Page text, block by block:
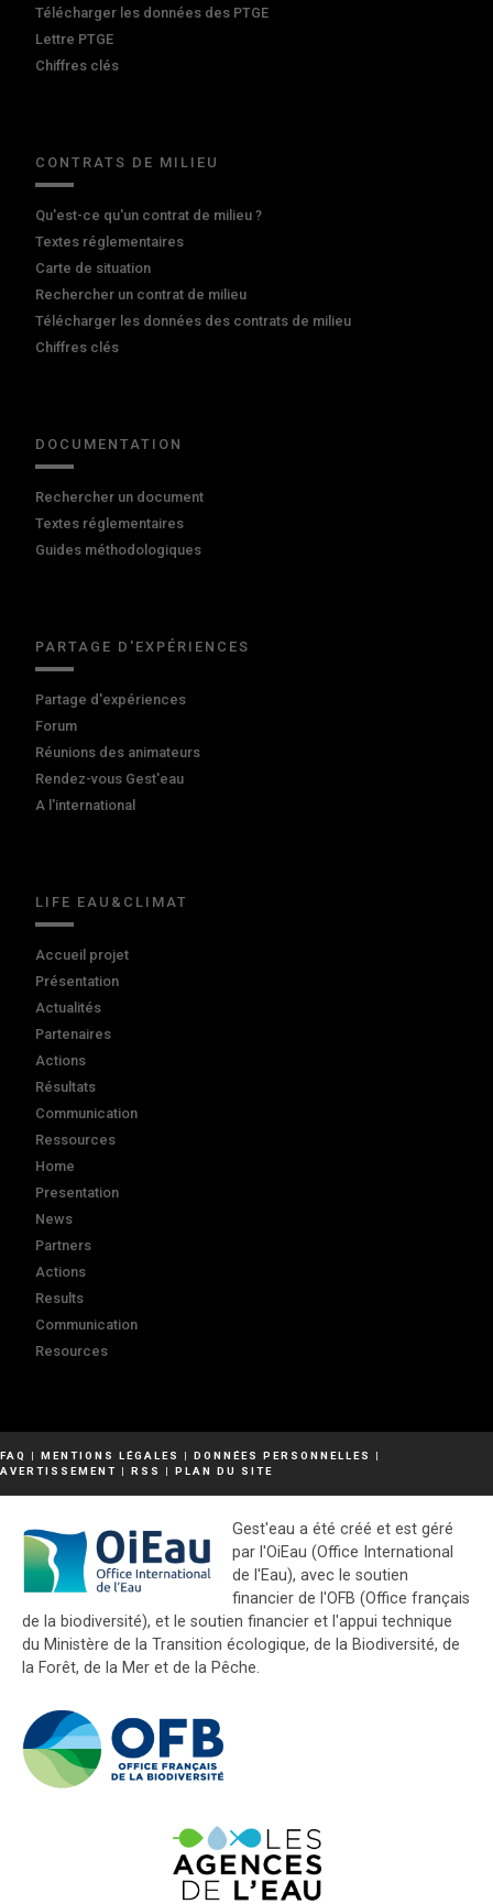
Télécharger les données des PTGE
Lettre PTGE
Chiffres clés
CONTRATS DE MILIEU
Qu'est-ce qu'un contrat de milieu ?
Textes réglementaires
Carte de situation
Rechercher un contrat de milieu
Télécharger les données des contrats de milieu
Chiffres clés
DOCUMENTATION
Rechercher un document
Textes réglementaires
Guides méthodologiques
PARTAGE D'EXPÉRIENCES
Partage d'expériences
Forum
Réunions des animateurs
Rendez-vous Gest'eau
A l'international
LIFE EAU&CLIMAT
Accueil projet
Présentation
Actualités
Partenaires
Actions
Résultats
Communication
Ressources
Home
Presentation
News
Partners
Actions
Results
Communication
Resources
FAQ | MENTIONS LÉGALES | DONNÉES PERSONNELLES
|
AVERTISSEMENT | RSS | PLAN DU SITE
Gest'eau a été créé et est géré
par l'OiEau (Office International
de l'Eau), avec le soutien
financier de l'OFB (Office français
de la biodiversité), et le soutien financier et l'appui technique
du Ministère de la Transition écologique, de la Biodiversité, de
la Forêt, de la Mer et de la Pêche.